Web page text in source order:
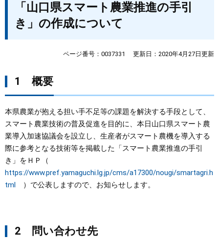
くらし・環境
しごと・産業・観光
まちづくり
県政情報
「山口県スマート農業推進の手引
き」の作成について
ページ番号：0037331 更新日：2020年4月27日更新
1 概要
本県農業が抱える担い手不足等の課題を解決する手段として、
スマート農業技術の普及促進を目的に、本日山口県スマート農
業導入加速協議会を設立し、生産者がスマート農機を導入する
際に参考となる技術等を掲載した「スマート農業推進の手引
き」をＨＰ（
https://www.pref.yamaguchi.lg.jp/cms/a17300/nougi/smartagri.h
tml ）で公表しますので、お知らせします。
2 問い合わせ先